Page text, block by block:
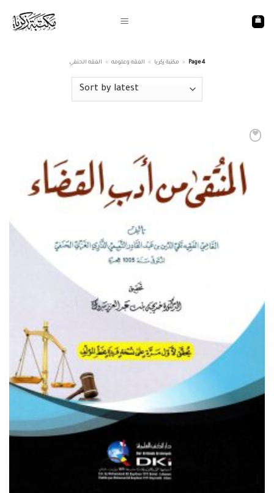
content
مكتبة زكريا » الفقه وعلومه » الفقه الحنفي » Page 4